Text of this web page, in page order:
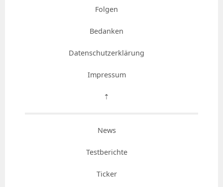
Folgen
Bedanken
Datenschutzerklärung
Impressum
⇡
News
Testberichte
Ticker